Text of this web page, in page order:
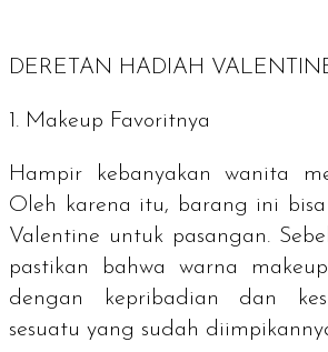
DERETAN HADIAH
1. Makeup Favoritnya
Hampir kebanyakan wanita
Oleh karena itu, barang ini
Valentine untuk pasangan.
pastikan bahwa warna makeup
dengan kepribadian dan
sesuatu yang sudah